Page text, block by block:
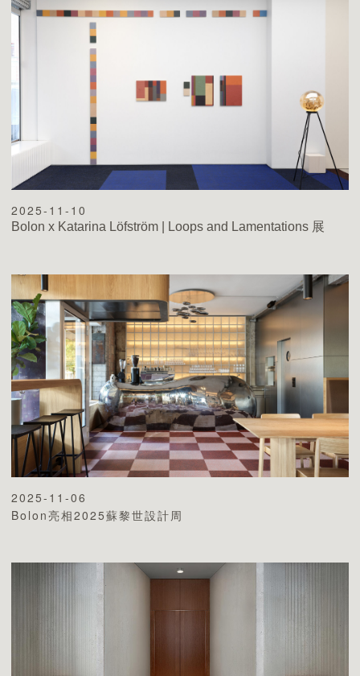
2025-11-10
Bolon x Katarina Löfström | Loops and Lamentations 展
2025-11-06
Bolon亮相2025蘇黎世設計周